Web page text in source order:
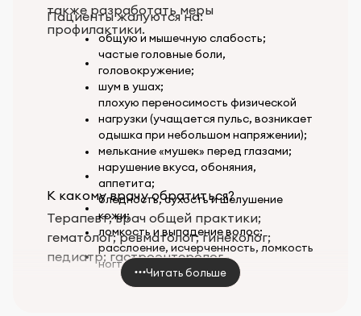
также разработать меры
профилактики.
Пациенты жалуются на:
общую и мышечную слабость;
частые головные боли,
головокружение;
шум в ушах;
плохую переносимость физической
нагрузки (учащается пульс, возникает
одышка при небольшом напряжении);
мелькание «мушек» перед глазами;
нарушение вкуса, обоняния,
аппетита;
бледность, сухость и шелушение
кожи;
ломкость и выпадение волос;
расслоение, исчерченность, ломкость
ногтей.
К какому врачу обратиться?
Терапевт; врач общей практики;
гематолог; ревматолог; гинеколог;
педиатр; гастроэнтеролог.
Читать больше